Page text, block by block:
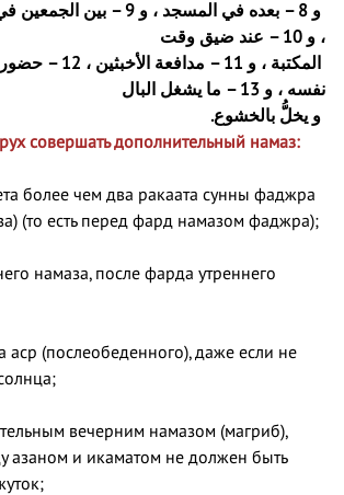
و 8 – بعده في المسجد ، و 9 –
بين الجمعين
، و 10 –
عند ضيق وقت
المكتبة ، و 11 – مدافعة الأخبثين ، 12 –
حضور
نفسه ، و 13 –
ما يشغل البال
و يخلُّ بالخشوع.
совершать дополнительный намаз:
более чем два ракаата сунны фаджра
(то есть перед фард намазом фаджра);
намаза, после фарда утреннего
аср (послеобеденного), даже если не
вечерним намазом (магриб),
азаном и икаматом не должен быть